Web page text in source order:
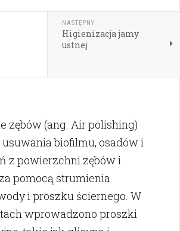
NASTĘPNY
Higienizacja jamy
ustnej
zębów (ang. Air polishing)
biofilmu, osadów i
z powierzchni zębów i
pomocą strumienia
i proszku ściernego. W
wprowadzono proszki